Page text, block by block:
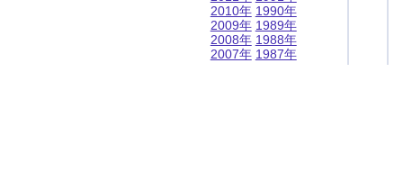
2010年
2009年
2008年
2007年
1990年
1989年
1988年
1987年